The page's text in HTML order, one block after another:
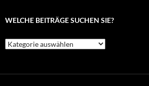
WELCHE BEITRÄGE SUCHEN SIE?
Welche
Beiträge